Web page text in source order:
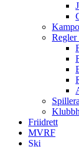
Regler
Friidrett
MVRF
Ski